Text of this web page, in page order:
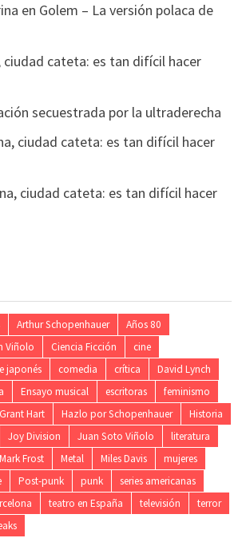
en Golem – La versión polaca de
ciudad cateta: es tan difícil hacer
secuestrada por la ultraderecha
ciudad cateta: es tan difícil hacer
ciudad cateta: es tan difícil hacer
Arthur Schopenhauer
Años 80
Viñolo Ciencia Ficción
cine
japonés comedia crítica
David Lynch
Ensayo musical escritoras
feminismo
Grant Hart Hazlo por Schopenhauer
Historia
Joy Division Juan Soto Viñolo
literatura
Mark Frost Metal Miles Davis
mujeres
Post-punk punk
series americanas
teatro en España televisión
terror